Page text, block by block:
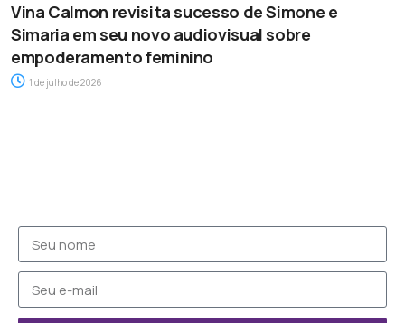
Vina Calmon revisita sucesso de Simone e
Simaria em seu novo audiovisual sobre
empoderamento feminino
1 de julho de 2026